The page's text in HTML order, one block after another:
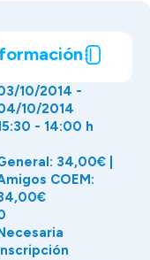
10/2014 -
10/2014
- 14:00 h
34,00€ |
COEM: